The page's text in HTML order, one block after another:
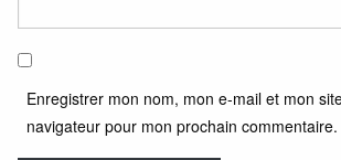
Enregistrer mon nom, mon e-mail et mon
navigateur pour mon prochain commentaire.